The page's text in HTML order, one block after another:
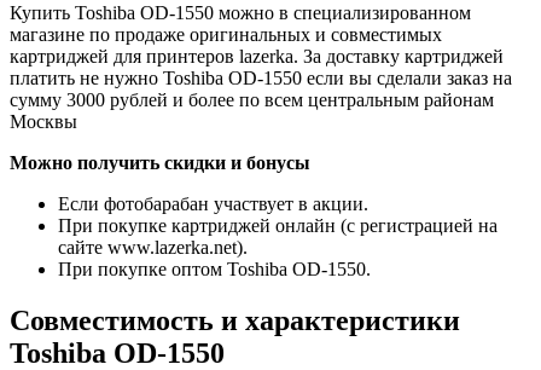
Купить Toshiba OD-1550 можно в специализированном
магазине по продаже оригинальных и совместимых
картриджей для принтеров lazerka. За доставку картриджей
платить не нужно Toshiba OD-1550 если вы сделали заказ на
сумму 3000 рублей и более по всем центральным районам
Москвы
Можно получить скидки и бонусы
Если фотобарабан участвует в акции.
При покупке картриджей онлайн (с регистрацией на
сайте www.lazerka.net).
При покупке оптом Toshiba OD-1550.
Совместимость и характеристики
Toshiba OD-1550